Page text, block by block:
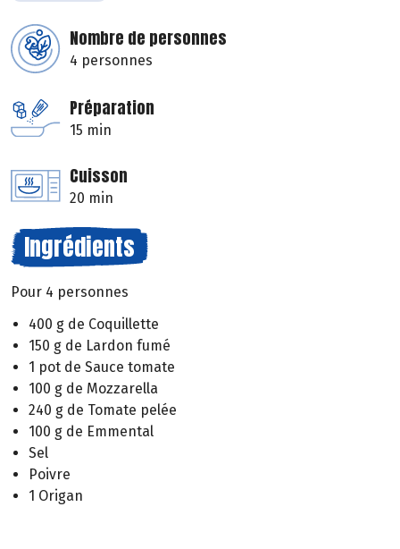
Nombre de personnes
4 personnes
Préparation
15 min
Cuisson
20 min
Ingrédients
Pour 4 personnes
400 g de Coquillette
150 g de Lardon fumé
1 pot de Sauce tomate
100 g de Mozzarella
240 g de Tomate pelée
100 g de Emmental
Sel
Poivre
1 Origan